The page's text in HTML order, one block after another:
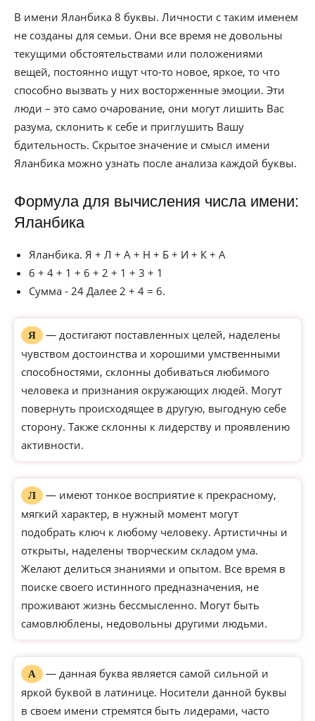
В имени Яланбика 8 буквы. Личности с таким именем
не созданы для семьи. Они все время не довольны
текущими обстоятельствами или положениями
вещей, постоянно ищут что-то новое, яркое, то что
способно вызвать у них восторженные эмоции. Эти
люди – это само очарование, они могут лишить Вас
разума, склонить к себе и приглушить Вашу
бдительность. Скрытое значение и смысл имени
Яланбика можно узнать после анализа каждой буквы.
Формула для вычисления числа имени:
Яланбика
Яланбика. Я + Л + А + Н + Б + И + К + А
6 + 4 + 1 + 6 + 2 + 1 + 3 + 1
Сумма - 24 Далее 2 + 4 = 6.
Я
— достигают поставленных целей, наделены
чувством достоинства и хорошими умственными
способностями, склонны добиваться любимого
человека и признания окружающих людей. Могут
повернуть происходящее в другую, выгодную себе
сторону. Также склонны к лидерству и проявлению
активности.
Л
— имеют тонкое восприятие к прекрасному,
мягкий характер, в нужный момент могут
подобрать ключ к любому человеку. Артистичны и
открыты, наделены творческим складом ума.
Желают делиться знаниями и опытом. Все время в
поиске своего истинного предназначения, не
проживают жизнь бессмысленно. Могут быть
самовлюблены, недовольны другими людьми.
А
— данная буква является самой сильной и
яркой буквой в латинице. Носители данной буквы
в своем имени стремятся быть лидерами, часто